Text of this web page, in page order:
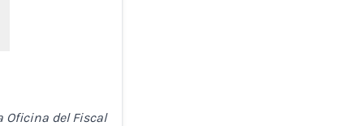
del Fiscal